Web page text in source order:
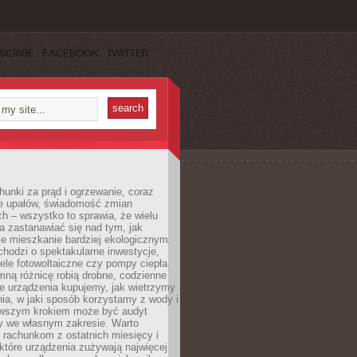
FACEBOOK TWITTER
za prąd i ogrzewanie, coraz
upałów, świadomość zmian
– wszystko to sprawia, że wielu
zastanawiać się nad tym, jak
mieszkanie bardziej ekologicznym.
o spektakularne inwestycje,
fotowoltaiczne czy pompy ciepła.
różnicę robią drobne, codzienne
urządzenia kupujemy, jak wietrzymy
w jaki sposób korzystamy z wody i
krokiem może być audyt
we własnym zakresie. Warto
rachunkom z ostatnich miesięcy i
urządzenia zużywają najwięcej